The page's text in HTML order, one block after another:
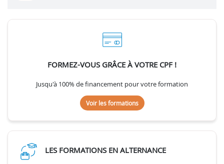
FORMEZ-VOUS GRÂCE À VOTRE CPF !
Jusqu'à 100% de financement pour votre formation
Voir les formations
LES FORMATIONS EN ALTERNANCE